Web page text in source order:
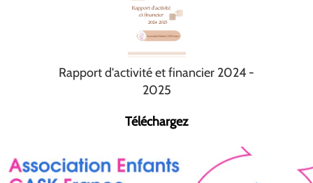
Rapport d'activité et financier 2024 -
2025
Téléchargez